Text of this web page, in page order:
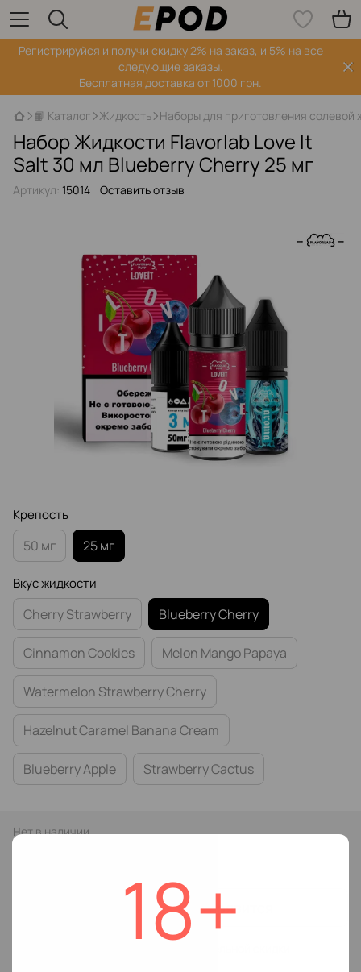
18+
Регистрируйся‌ и получи скидку 2% на заказ, и 5% на все
следующие заказы.
Бесплатная доставка от 1000 грн.
📙 Каталог Жидкость Наборы для приготовления солевой
Набор Жидкости Flavorlab Love It
Salt 30 мл Blueberry Cherry 25 мг
Артикул: 15014 Оставить отзыв
Крепость
50 мг 25 мг
Вкус жидкости
Cherry Strawberry Blueberry Cherry
Cinnamon Cookies Melon Mango Papaya
Watermelon Strawberry Cherry
Hazelnut Caramel Banana Cream
Blueberry Apple Strawberry Cactus
Нет в наличии
Сообщить, когда появится